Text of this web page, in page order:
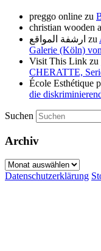
preggo online zu
christian wooden
ارشفة المواقع zu
Galerie (Köln)
Visit This Link zu
CHERATTE,
École Esthétique
die
Suchen
Archiv
Archiv
Datenschutzerklärung